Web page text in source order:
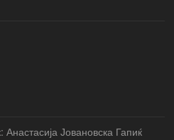
Јовановска Гапиќ